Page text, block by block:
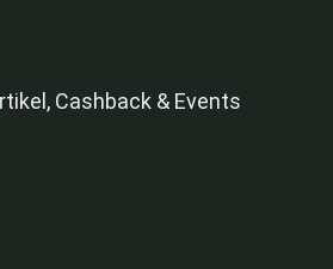
Cashback & Events